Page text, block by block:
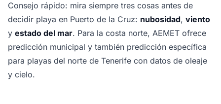
Consejo rápido: mira siempre tres cosas antes de
decidir playa en Puerto de la Cruz: nubosidad, viento
y estado del mar. Para la costa norte, AEMET ofrece
predicción municipal y también predicción específica
para playas del norte de Tenerife con datos de oleaje
y cielo.